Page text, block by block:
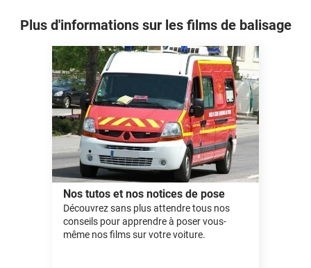
Plus d'informations sur les films de balisage
Nos tutos et nos notices de pose
Découvrez sans plus attendre tous nos
conseils pour apprendre à poser vous-
même nos films sur votre voiture.